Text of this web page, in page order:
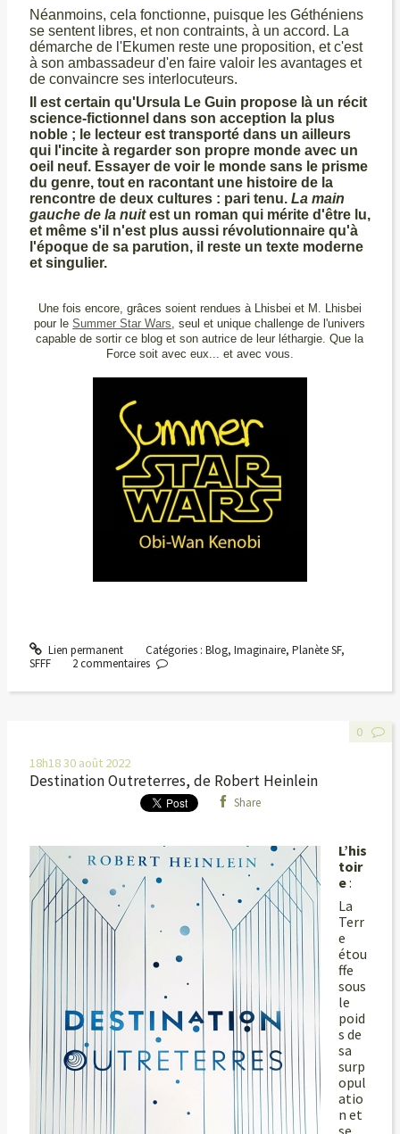
Néanmoins, cela fonctionne, puisque les Géthéniens
se sentent libres, et non contraints, à un accord. La
démarche de l'Ekumen reste une proposition, et c'est
à son ambassadeur d'en faire valoir les avantages et
de convaincre ses interlocuteurs.
Il est certain qu'Ursula Le Guin propose là un récit
science-fictionnel dans son acception la plus
noble ; le lecteur est transporté dans un ailleurs
qui l'incite à regarder son propre monde avec un
oeil neuf. Essayer de voir le monde sans le prisme
du genre, tout en racontant une histoire de la
rencontre de deux cultures : pari tenu. La main
gauche de la nuitest un roman qui mérite d'être lu,
et même s'il n'est plus aussi révolutionnaire qu'à
l'époque de sa parution, il reste un texte moderne
et singulier.
Une fois encore, grâces soient rendues à Lhisbei et M. Lhisbei
pour leSummer Star Wars, seul et unique challenge de l'univers
capable de sortir ce blog et son autrice de leur léthargie. Que la
Force soit avec eux... et avec vous.
Lien permanent Catégories : Blog, Imaginaire, Planète SF,
SFFF
2commentaires
18h1830 août 2022
Destination Outreterres, de Robert Heinlein
Share
L’his
toir
e:
La
Terr
e
étou
ffe
sous
le
poid
s de
sa
surp
opul
atio
n et
0